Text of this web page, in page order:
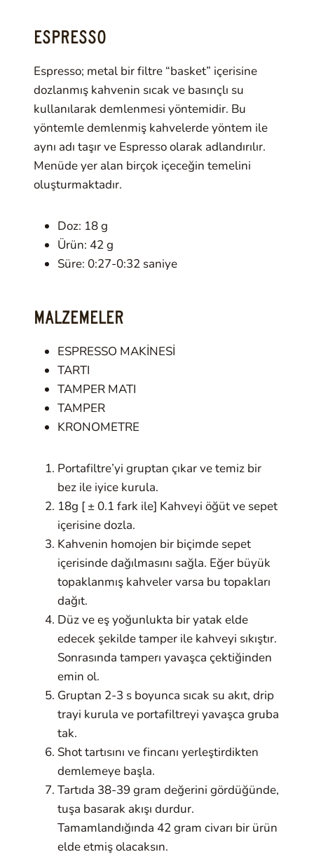
ESPRESSO
Espresso; metal bir filtre “basket” içerisine
dozlanmış kahvenin sıcak ve basınçlı su
kullanılarak demlenmesi yöntemidir. Bu
yöntemle demlenmiş kahvelerde yöntem ile
aynı adı taşır ve Espresso olarak adlandırılır.
Menüde yer alan birçok içeceğin temelini
oluşturmaktadır.
Doz: 18 g
Ürün: 42 g
Süre: 0:27-0:32 saniye
MALZEMELER
ESPRESSO MAKİNESİ
TARTI
TAMPER MATI
TAMPER
KRONOMETRE
Portafiltre’yi gruptan çıkar ve temiz bir
bez ile iyice kurula.
18g [ ± 0.1 fark ile] Kahveyi öğüt ve sepet
içerisine dozla.
Kahvenin homojen bir biçimde sepet
içerisinde dağılmasını sağla. Eğer büyük
topaklanmış kahveler varsa bu topakları
dağıt.
Düz ve eş yoğunlukta bir yatak elde
edecek şekilde tamper ile kahveyi sıkıştır.
Sonrasında tamperı yavaşca çektiğinden
emin ol.
Gruptan 2-3 s boyunca sıcak su akıt, drip
trayi kurula ve portafiltreyi yavaşca gruba
tak.
Shot tartısını ve fincanı yerleştirdikten
demlemeye başla.
Tartıda 38-39 gram değerini gördüğünde,
tuşa basarak akışı durdur.
Tamamlandığında 42 gram civarı bir ürün
elde etmiş olacaksın.